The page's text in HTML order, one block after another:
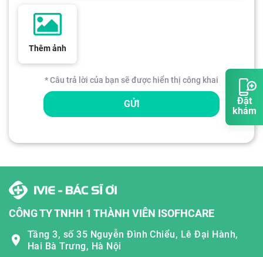
Đặt
khám
Thêm ảnh
* Câu trả lời của bạn sẽ được hiển thị công khai
GỬI
CÔNG TY TNHH 1 THÀNH VIÊN ISOFHCARE
Tầng 3, số 35 Nguyễn Đình Chiểu, Lê Đại Hành,
Hai Bà Trưng, Hà Nội